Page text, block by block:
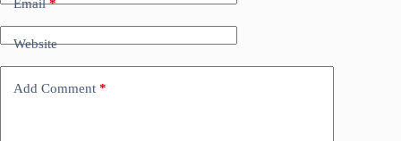
Email*
Website
Add Comment *